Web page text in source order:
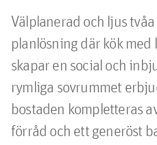
Välplanerad och ljus
planlösning där kök med
skapar en social och
rymliga sovrummet
bostaden kompletteras
förråd och ett generöst